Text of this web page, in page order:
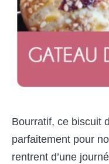
Bourratif, ce biscuit
parfaitement pour
rentrent d’une